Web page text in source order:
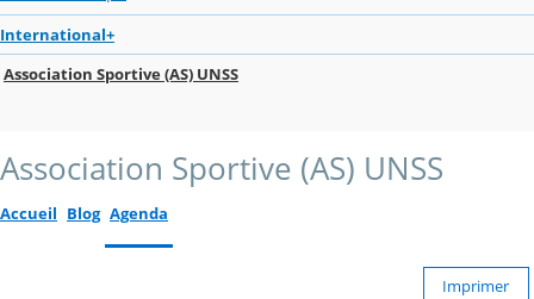
International+
Association Sportive (AS) UNSS
Association Sportive (AS) UNSS
Accueil Blog Agenda
Imprimer